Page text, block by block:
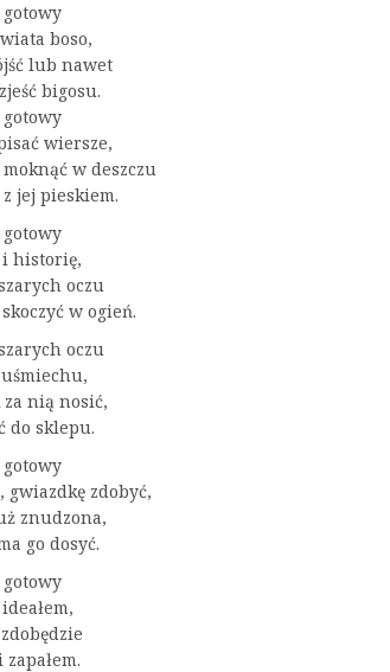
boso,
lub nawet
bigosu.
wiersze,
w deszczu
jej pieskiem.
i historię,
oczu
w ogień.
oczu
za nią nosić,
do sklepu.
gwiazdkę zdobyć,
znudzona,
go dosyć.